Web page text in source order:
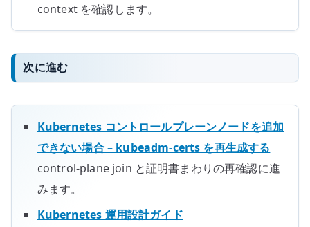
context を確認します。
次に進む
Kubernetes コントロールプレーンノードを追加
できない場合 – kubeadm-certs を再生成する
control-plane join と証明書まわりの再確認に進
みます。
Kubernetes 運用設計ガイド